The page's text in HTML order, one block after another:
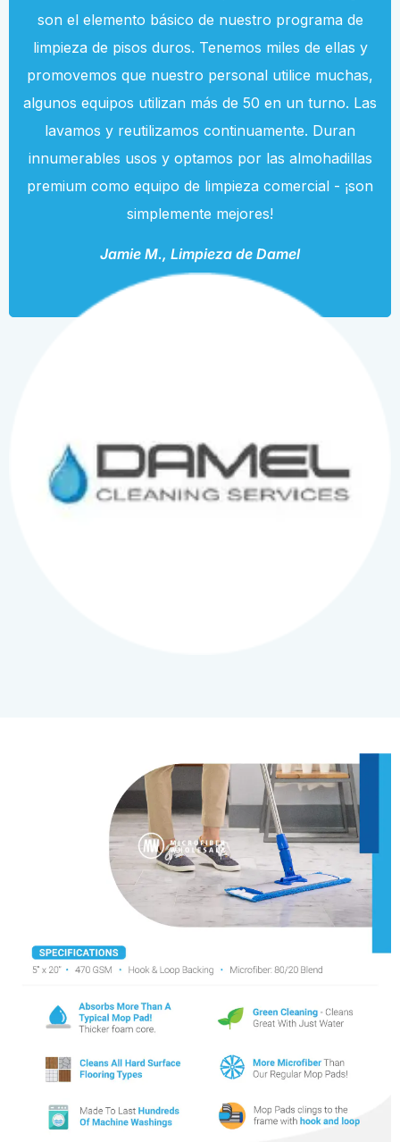
son el elemento básico de nuestro programa de
limpieza de pisos duros. Tenemos miles de ellas y
promovemos que nuestro personal utilice muchas,
algunos equipos utilizan más de 50 en un turno. Las
lavamos y reutilizamos continuamente. Duran
innumerables usos y optamos por las almohadillas
premium como equipo de limpieza comercial - ¡son
simplemente mejores!
Jamie M., Limpieza de Damel